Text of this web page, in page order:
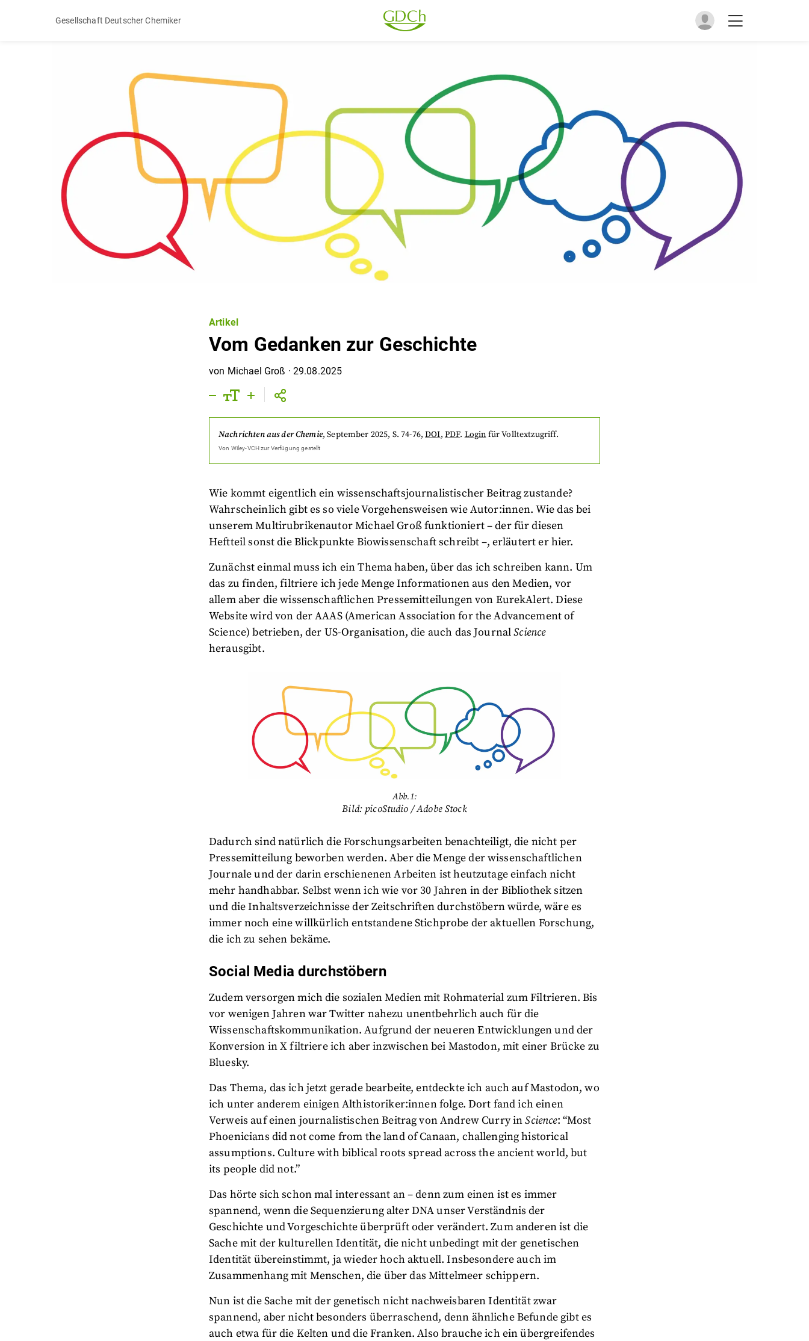
Gesellschaft Deutscher Chemiker
Artikel
Vom Gedanken zur Geschichte
von Michael Groß · 29.08.2025
Nachrichten aus der Chemie,September 2025, S. 74-76,DOI, PDF. Login für Volltextzugriff.
Von Wiley-VCHzur Verfügung gestellt
Wie kommt eigentlich ein wissenschaftsjournalistischer Beitrag zustande?
Wahrscheinlich gibt es so viele Vorgehensweisen wie Autor:innen. Wie das bei
unserem Multirubrikenautor Michael Groß funktioniert – der für diesen
Heftteil sonst die Blickpunkte Biowissenschaft schreibt –, erläutert er hier.
Zunächst einmal muss ich ein Thema haben, über das ich schreiben kann. Um
das zu finden, filtriere ich jede Menge Informationen aus den Medien, vor
allem aber die wissenschaftlichen Pressemitteilungen von EurekAlert. Diese
Website wird von der AAAS (American Association for the Advancement of
Science) betrieben, der US-Organisation, die auch das JournalScience
herausgibt.
Abb.1:
Bild: picoStudio / Adobe Stock
Dadurch sind natürlich die Forschungsarbeiten benachteiligt, die nicht per
Pressemitteilung beworben werden. Aber die Menge der wissenschaftlichen
Journale und der darin erschienenen Arbeiten ist heutzutage einfach nicht
mehr handhabbar. Selbst wenn ich wie vor 30 Jahren in der Bibliothek sitzen
und die Inhaltsverzeichnisse der Zeitschriften durchstöbern würde, wäre es
immer noch eine willkürlich entstandene Stichprobe der aktuellen Forschung,
die ich zu sehen bekäme.
Social Media durchstöbern
Zudem versorgen mich die sozialen Medien mit Rohmaterial zum Filtrieren. Bis
vor wenigen Jahren war Twitter nahezu unentbehrlich auch für die
Wissenschaftskommunikation. Aufgrund der neueren Entwicklungen und der
Konversion in X filtriere ich aber inzwischen bei Mastodon, mit einer Brücke zu
Bluesky.
Das Thema, das ich jetzt gerade bearbeite, entdeckte ich auch auf Mastodon, wo
ich unter anderem einigen Althistoriker:innen folge. Dort fand ich einen
Verweis auf einen journalistischen Beitrag von Andrew Curry inScience: “Most
Phoenicians did not come from the land of Canaan, challenging historical
assumptions. Culture with biblical roots spread across the ancient world, but
its people did not.”
Das hörte sich schon mal interessant an – denn zum einen ist es immer
spannend, wenn die Sequenzierung alter DNA unser Verständnis der
Geschichte und Vorgeschichte überprüft oder verändert. Zum anderen ist die
Sache mit der kulturellen Identität, die nicht unbedingt mit der genetischen
Identität übereinstimmt, ja wieder hoch aktuell. Insbesondere auch im
Zusammenhang mit Menschen, die über das Mittelmeer schippern.
Nun ist die Sache mit der genetisch nicht nachweisbaren Identität zwar
spannend, aber nicht besonders überraschend, denn ähnliche Befunde gibt es
auch etwa für die Kelten und die Franken. Also brauche ich ein übergreifendes